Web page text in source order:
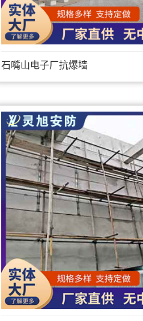
石嘴山电子厂抗爆墙